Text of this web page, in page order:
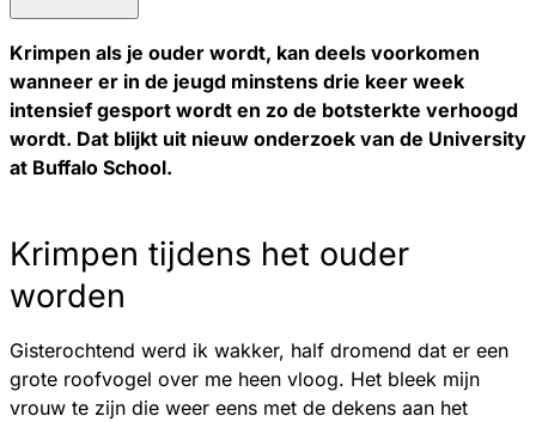
Krimpen als je ouder wordt, kan deels voorkomen
wanneer er in de jeugd minstens drie keer week
intensief gesport wordt en zo de botsterkte verhoogd
wordt. Dat blijkt uit nieuw onderzoek van de University
at Buffalo School.
Krimpen tijdens het ouder
worden
Gisterochtend werd ik wakker, half dromend dat er een
grote roofvogel over me heen vloog. Het bleek mijn
vrouw te zijn die weer eens met de dekens aan het